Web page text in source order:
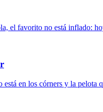
el favorito no está inflado:
en los córners y la pelota